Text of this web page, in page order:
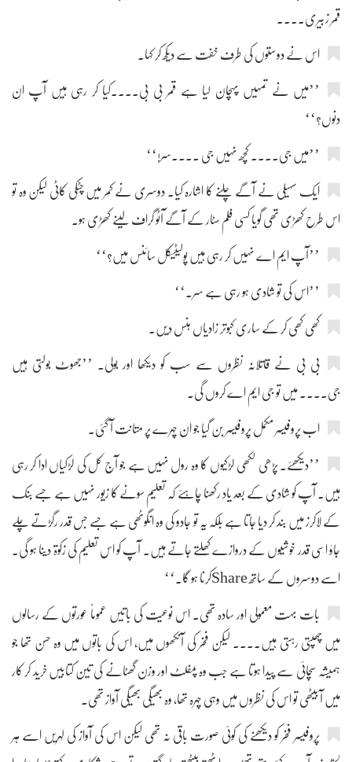
قمر زبیری....
اس نے دوستوں کی طرف خفت سے دیکھ کر کہا۔
’’میں نے تمہیں پہچان لیا ہے قمر بی بی....کیا کر رہی ہیں آپ ان
دنوں؟‘‘
’’میں جی.... کچھ نہیں جی ....سر!‘‘
ایک سہیلی نے آگے چلنے کا اشارہ کیا۔ دوسری نے کمر میں چٹکی کاٹی لیکن وہ تو
اس طرح کھڑی تھی گویا کسی فلم سٹار کے آگے آٹو گراف لینے کھڑی ہو۔
’’آپ ایم اے نہیں کر رہی ہیں پولیٹیکل سائنس میں؟‘‘
’’اس کی تو شادی ہو رہی ہے سر۔‘‘
کھی کھی کر کے ساری کبوتر زادیاں ہنس دیں۔
بی بی نے قاتلانہ نظروں سے سب کو دیکھا اور بولی۔ ’’جھوٹ بولتی ہیں
جی.... میں تو جی ایم اے کروں گی۔
اب پروفیسر مکمل پروفیسر بن گیا جو ان چہرے پر متانت آ گئی۔
’’دیکھئے۔ پڑھی لکھی لڑکیوں کا وہ رول نہیں ہے جو آج کل کی لڑکیاں ادا کر رہی
ہیں۔ آپ کو شادی کے بعد یاد رکھنا چاہئے کہ تعلیم سونے کا زیور نہیں ہے جسے بنک
کے لاکرز میں بند کر دیا جاتا ہے بلکہ یہ تو جادو کی وہ انگوٹھی ہے جسے جس قدر رگڑتے چلے
جاؤ اسی قدر خوشیوں کے دروازے کھلتے جاتے ہیں۔ آپ کو اس تعلیم کی زکوٰۃ دینا ہو گی۔
اسے دوسروں کے ساتھ Shareکرنا ہو گا۔‘‘
بات بہت معمولی اور سادہ تھی۔ اس نوعیت کی باتیں عموماً عورتوں کے رسالوں
میں چھپتی رہتی ہیں.... لیکن فخر کی آنکھوں میں، اس کی باتوں میں وہ حسن تھا جو
ہمیشہ سچائی سے پیدا ہوتا ہے جب وہ پمفلٹ اور وزن گھٹانے کی تین کتابیں خرید کر کار
میں آ بیٹھی تو اس کی نظروں میں وہی چہرہ تھا، وہ بھیگی بھیگی آواز تھی۔
پروفیسر فخر کو دیکھنے کی کوئی صورت باقی نہ تھی لیکن اس کی آواز کی لہریں اسے ہر